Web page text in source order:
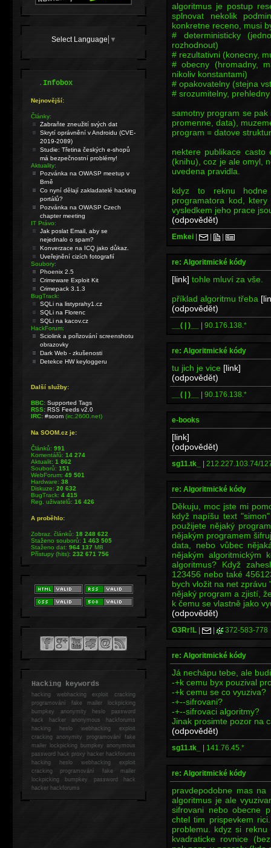
algoritmus je postup
splnovat nekolik
konkretne receno, musi
# deterministicky
rozhodnout)
# rezultativni (konecny,
# obecny (hromadny,
nikoliv konstantami)
# opakovatelny (stejna
# srozumitelny,
samotny program se
promenne, data),
program = datove
nektere publikace casto
(knihu), coz je ale omyl,
uvedena pravidla.
kdyz to reknu
programatora kod,
vysledkem jeho prace
(odpovědět)
Emkei | | |
re: Algoritmické kódy
[link] tohle mluví za vše.
příklad algoritmu třeba
(odpovědět)
__( | )__ | 90.176.138.*
re: Algoritmické kódy
tu jich je vice [link]
(odpovědět)
__( | )__ | 90.176.138.*
e-books
[link]
(odpovědět)
sg11.tk_ | 212.227.103.74/
re: Algoritmické kódy
Děkuju, moc jste mi
když napíšu text
použijete nějaký
nějakým programem
data, nebo vůbec
nějakým algoritmickým
algoritmus? Když
123456 nebo také
bych vložit na net
nějaký program a zjistí,
k čemu se vlastně jako
(odpovědět)
G3Rr!L | | 372-583-778
re: Algoritmické kódy
Já nechápu tebe, ale
-+k cemu byx pouzival
-+k cemu se co vyuziva?
-+--sifrovani?
-+--sifrovaci algoritmy?
Jinak prosimte pozor na
(odpovědět)
sg11.tk_ | 141.76.45.*
re: Algoritmické kódy
pravdepodobne mas na
algoritmus je ale
sifrovani nebo obecne
chtel tim prispevkem
problemu. kdyz si
kvadraticke rovnice
Select Language ▼
.Infobox
Nejnovější:
Články:
Zabraňte zneužití svých dat
Skrytí oprávnění v Androidu (CVE-
2019-2089)
Studie: Třetina českých e-shopů
má bezpečnostní problémy!
Aktuality:
Pozvánka na OWASP meetup v
Brně
Co nyní dělají zakladatelé hacking
portálů?
Pozvánka na OWASP Czech
chapter meeting
IT Právo:
Jak poslat Email, aby se
nejednalo o spam?
Konverzace na ICQ jako důkaz.
Uveřejnění cizích fotografií
Soubory:
Phoenix 2.5
Crimeware Exploit Kit
Crimepack 3.1.3
BugTrack:
SQLi na listyprahy1.cz
SQLi na Florenc
SQLi na kacov.cz
HackForum:
Sciolink a pořizování screenshotu
obrazovky
Dark Web - zkušenosti
Detekce HW keyloggeru
Další služby:
BBC: Supported Tags
RSS: RSS Feeds v2.0
IRC: #soom(irc.2600.net)
Na SOOM.cz je:
Článků:991
Komentářů:14 274
Aktualit:1 862
Souborů:151
WebForum:49 501
Hardware:38
Diskuze:20 632
BugTrack:4 415
Reg. uživatelů:16 426
A proběhlo:
Zobraz. článků:18 248 622
Staženo souborů:1 463 505
Staženo dat:964 137MB
Přístupy (hits):232 671 756
Hacking keywords
hackingwebhacking exploit cracking
programování fake mailer lockpicking
bumpkey anonymity heslo password
hackhacker anonymous hackforums
hackingheslo webhacking exploit
cracking anonymity programování fake
mailer lockpicking bumpkey anonymous
password hack proxy hacker hackforums
hacking heslo webhacking exploit
cracking programování fake mailer
lockpicking bumpkey password hack
hackerhackforums